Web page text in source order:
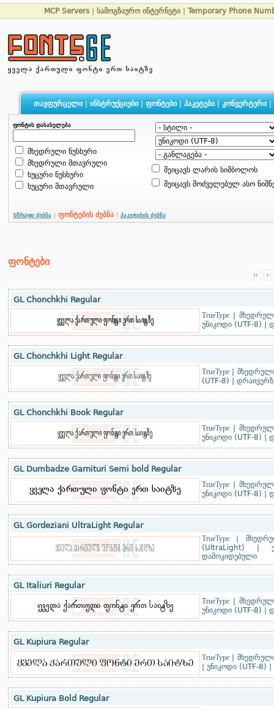
MCP Servers სამოგზაურო ინტერნეტი Temporary Phone
თავფურცელი| ინსტრუქციები| ფონტები| პაკეტები| კონვერტერი|
ფონტის დასახელება
მხედრული ნუსხური
მხედრული მთავრული
ხუცური ნუსხური
ხუცური მთავრული
შეიცავს ლარის სიმბოლოს
შეიცავს მოძველებულ ასო
სწრაფი ძებნა ფონტების ძებნა პაკეტების ძებნა
ფონტები
‹‹ ‹
GL Chonchkhi Regular
TrueType|
უნიკოდი (UTF-8)
GL Chonchkhi Light Regular
TrueType|
(UTF-8)
GL Chonchkhi Book Regular
TrueType|
უნიკოდი (UTF-8)
GL Dumbadze Garnituri Semi bold Regular
TrueType|
უნიკოდი (UTF-8)
GL Gordeziani UltraLight Regular
TrueType|
(UltraLight) |
დამოკიდებული
GL Italiuri Regular
TrueType|
უნიკოდი (UTF-8)
GL Kupiura Regular
TrueType|
უნიკოდი (UTF-8)
GL Kupiura Bold Regular